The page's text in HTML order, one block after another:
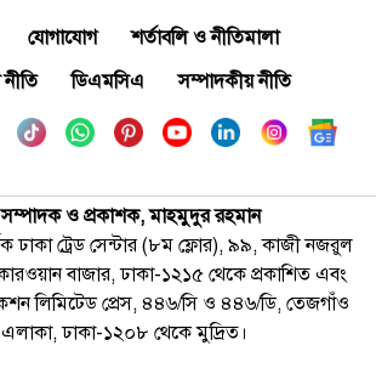
যোগাযোগ
শর্তাবলি ও নীতিমালা
ডিএমসিএ সম্পাদকীয় নীতি
ও প্রকাশক, মাহমুদুর রহমান
ঢাকা ট্রেড সেন্টার (৮ম ফ্লোর), ৯৯, কাজী নজরুল
বাজার, ঢাকা-১২১৫ থেকে প্রকাশিত এবং
লিমিটেড প্রেস, ৪৪৬/সি ও ৪৪৬/ডি, তেজগাঁও
ঢাকা-১২০৮ থেকে মুদ্রিত।